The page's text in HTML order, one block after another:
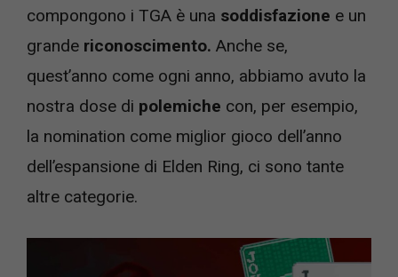
compongono i TGA è una soddisfazione e un
grande riconoscimento. Anche se,
quest’anno come ogni anno, abbiamo avuto la
nostra dose di polemiche con, per esempio,
la nomination come miglior gioco dell’anno
dell’espansione di Elden Ring, ci sono tante
altre categorie.